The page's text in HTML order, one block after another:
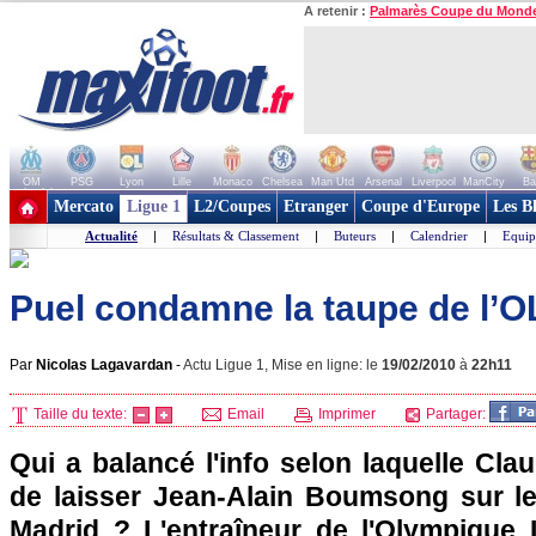
A retenir : Palmarès Coupe du
OM PSG Lyon Lille Monaco Chelsea Man Utd Arsenal Liverpool ManCity
+ de clubs
Mercato Ligue 1 L2/Coupes Etranger Coupe d'Europe Les
Actualité | Résultats & Classement | Buteurs | Calendrier |
Puel condamne la taupe de
Par Nicolas Lagavardan -Actu Ligue 1, Mise en ligne: le 19/02/2010 à 22h11
Taille du texte: Email Imprimer Partager:
Qui a balancé l'info selon laquelle
de laisser Jean-Alain Boumsong sur